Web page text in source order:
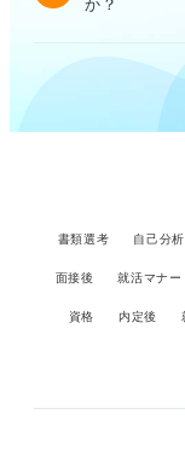
か？
書類選考 自己分析
面接後 就活マナー
資格 内定後